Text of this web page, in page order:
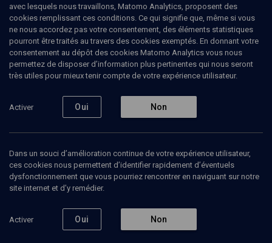
Abonnez-vous à notre newsletter
Société La rédaction
avec lesquels nous travaillons, Matomo Analytics, proposent des
cookies remplissant ces conditions. Ce qui signifie que, même si vous
ne nous accordez pas votre consentement, des éléments statistiques
pourront être traités au travers des cookies exemptés. En donnant votre
consentement au dépôt des cookies Matomo Analytics vous nous
permettez de disposer d’information plus pertinentes qui nous seront
très utiles pour mieux tenir compte de votre expérience utilisateur.
Activer Oui Non
Dans un souci d’amélioration continue de votre expérience utilisateur,
ces cookies nous permettent d’identifier rapidement d’éventuels
dysfonctionnement que vous pourriez rencontrer en naviguant sur notre
site internet et d’y remédier.
Activer Oui Non